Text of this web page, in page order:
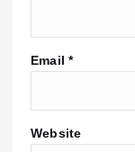
Email *
Website